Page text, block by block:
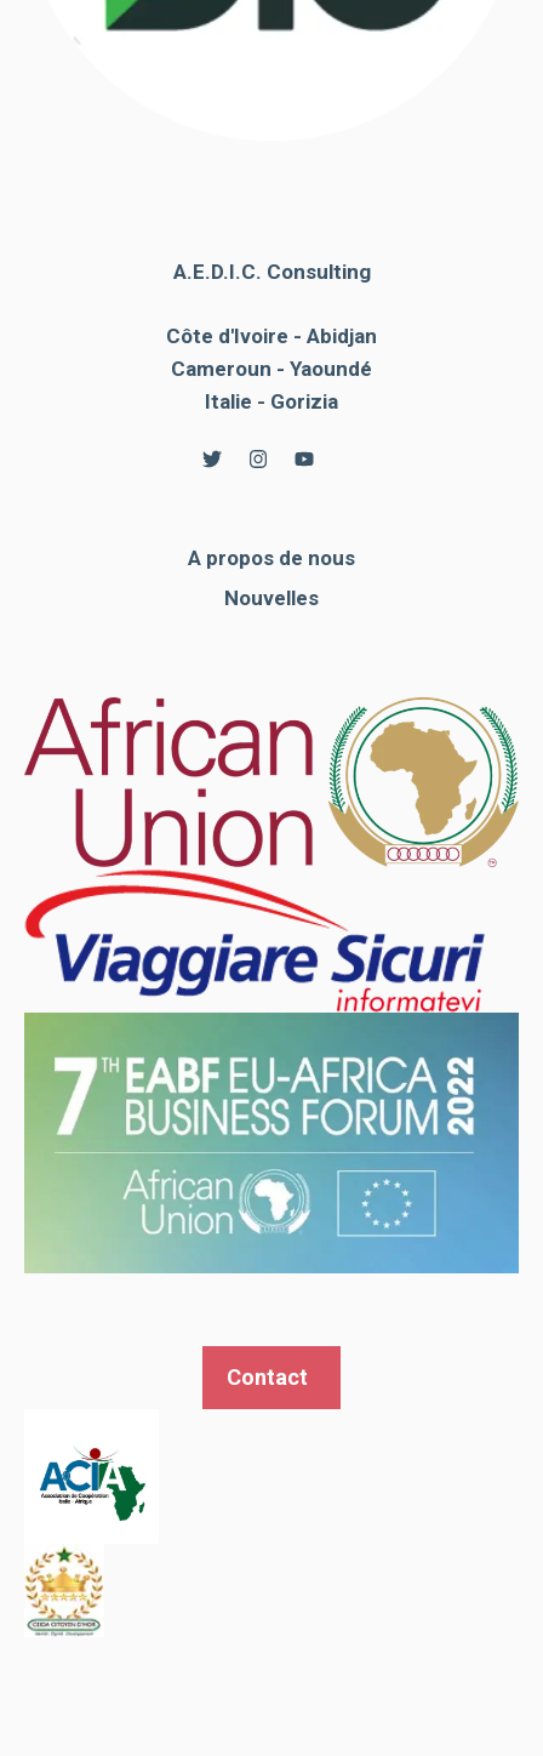
A.E.D.I.C. Consulting
Côte d'Ivoire - Abidjan
Cameroun - Yaoundé
Italie - Gorizia
A propos de nous
Nouvelles
Contact